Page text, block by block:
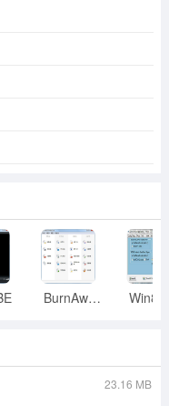
面，可以同时适应新
持 raw 模式以及直接
全支持 cd text，cd
录软件进入主界面，
界面。
BurnAware
23.16 MB